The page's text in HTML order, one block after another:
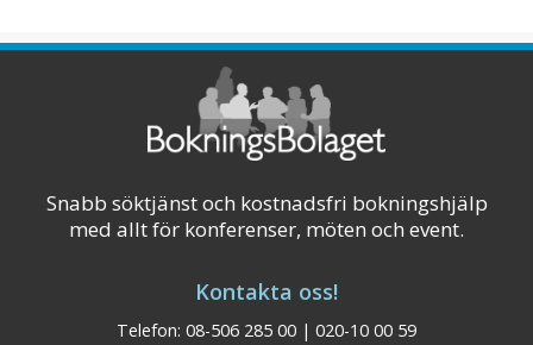
cykling för alla. En kilometer från den mysiga
byn och tågstationen och bara några meter
från Vildriket. 1,5 timme från G ...
Snabb söktjänst och kostnadsfri bokningshjälp
med allt för konferenser, möten och event.
Kontakta oss!
Telefon: 08-506 285 00 | 020-10 00 59